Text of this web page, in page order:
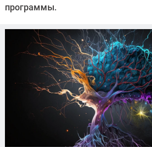
программы.